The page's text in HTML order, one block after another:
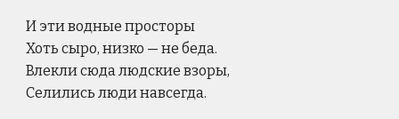
И эти водные просторы
Хоть сыро, низко — не беда.
Влекли сюда людские взоры,
Селились люди навсегда.